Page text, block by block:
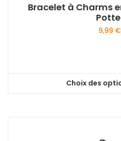
Bracelet à Charms
9,99 €
Choix des
Ce